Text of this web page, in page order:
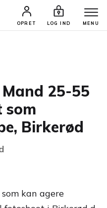
OPRET LOG IND MENU
SØG PROFIL
25-55
Birkerød
kan agere